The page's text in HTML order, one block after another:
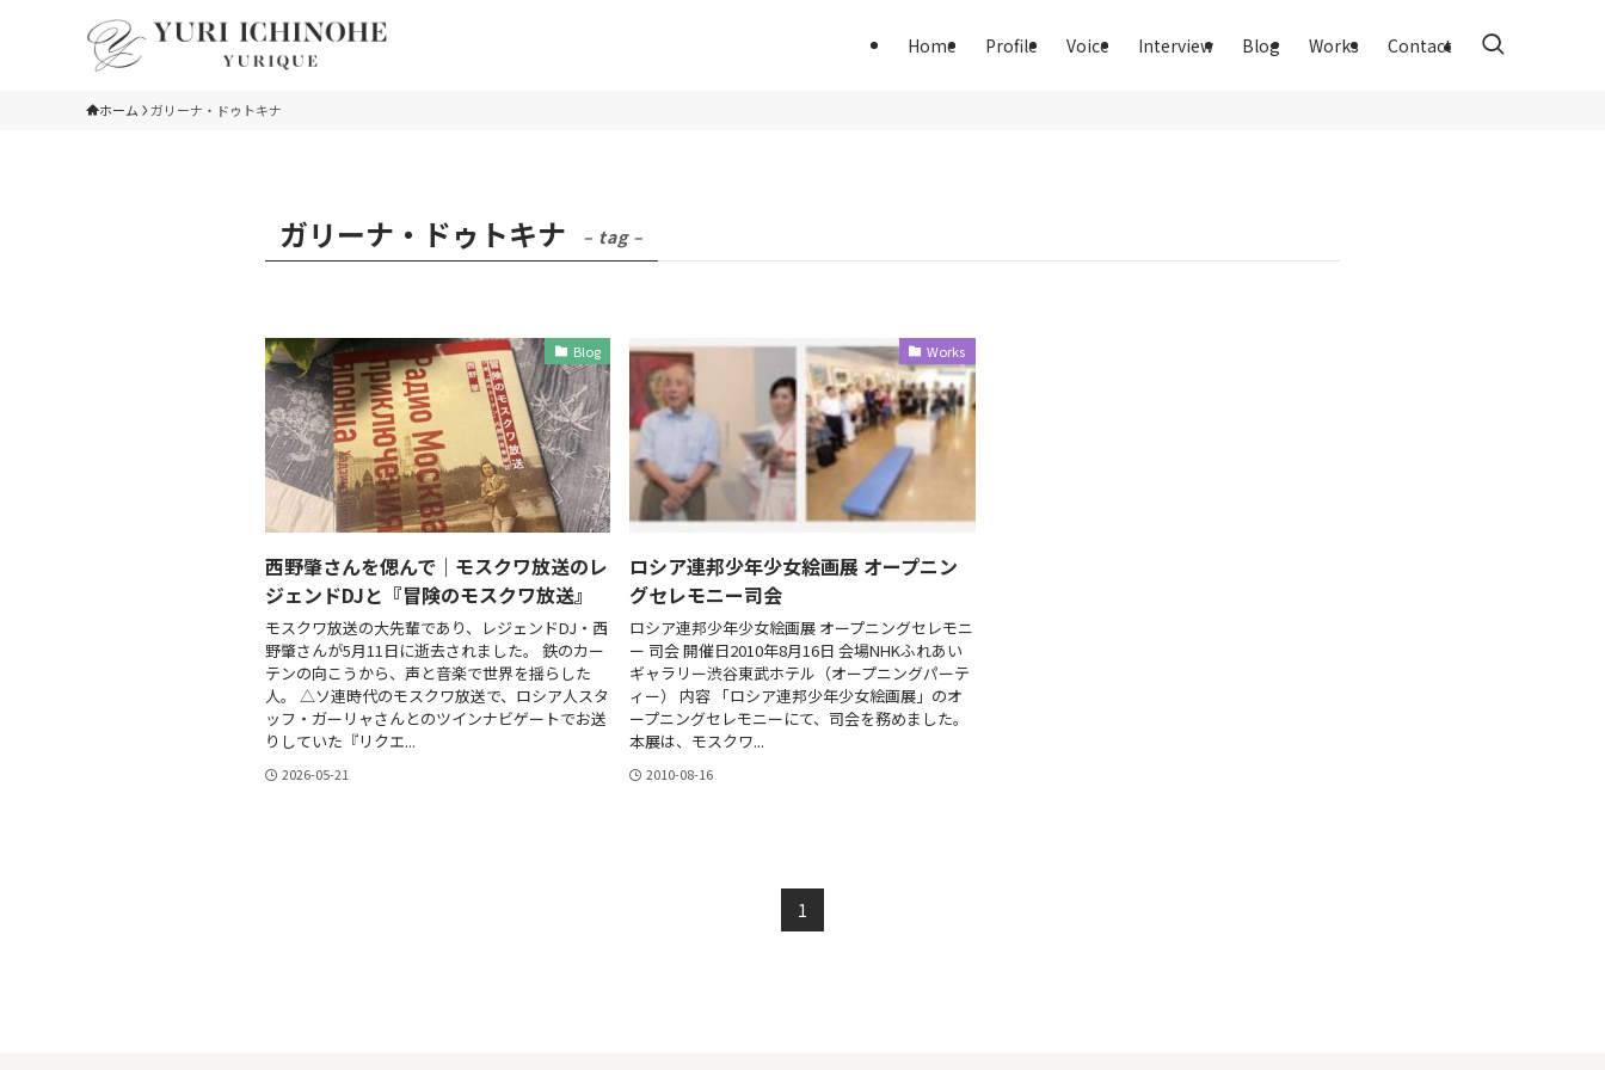
Home Profile Voice Interview Blog Works Contact
ホーム ガリーナ・ドゥトキナ
ガリーナ・ドゥトキナ – tag –
Blog
西野肇さんを偲んで｜モスクワ放送のレ
ジェンドDJと『冒険のモスクワ放送』
モスクワ放送の大先輩であり、レジェンドDJ・西
野肇さんが5月11日に逝去されました。 鉄のカー
テンの向こうから、声と音楽で世界を揺らした
人。 △ソ連時代のモスクワ放送で、ロシア人スタ
ッフ・ガーリャさんとのツインナビゲートでお送
りしていた『リクエ...
2026-05-21
Works
ロシア連邦少年少女絵画展 オープニン
グセレモニー司会
ロシア連邦少年少女絵画展 オープニングセレモニ
ー 司会 開催日2010年8月16日 会場NHKふれあい
ギャラリー渋谷東武ホテル（オープニングパーテ
ィー） 内容 「ロシア連邦少年少女絵画展」のオ
ープニングセレモニーにて、司会を務めました。
本展は、モスクワ...
2010-08-16
1